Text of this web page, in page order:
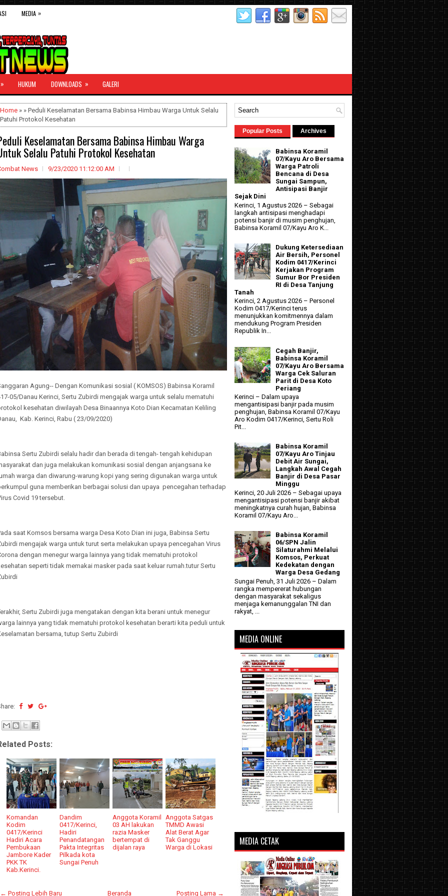
MEDIA »
» HUKUM DOWNLOADS » GALERI
Home » » Peduli Keselamatan Bersama Babinsa Himbau Warga Untuk Selalu
Patuhi Protokol Kesehatan
Keselamatan Bersama Babinsa Himbau Warga
Selalu Patuhi Protokol Kesehatan
News 9/23/2020 11:12:00 AM
Agung-- Dengan Komunikasi sosial ( KOMSOS) Babinsa Koramil
05/Danau Kerinci, Sertu Zubirdi mengajak warga untuk selalu mematuhi
kesehatan diwilayah Desa Binaannya Koto Dian Kecamatan Keliling
Kab. Kerinci, Rabu ( 23/09/2020)
Sertu Zubirdi selalu hadir dan berada di tengah- tengah kehidupan
dan juga melakukan komunikasi sosial dengan anjangsana ke
warga dan diwarung-warung kopi yang sering digunakan warga untuk
guna memberikan berbagai solusi dan upaya pencegahan terhadap
Covid 19 tersebut.
saat Komsos bersama warga Desa Koto Dian ini juga, Babinsa Sertu
mengajak warga untuk turut serta melakukan upaya pencegahan Virus
dengan menegur warga lainnya yang tidak mematuhi protokol
seperti tidak memakai masker pada saat keluar rumah.tutur Sertu
Sertu Zubirdi juga mengatakan dengan kita berani untuk menegur
lainnya yang tidak mematuhi protokol kesehatan berarti kita peduli untuk
bersama, tutup Sertu Zubirdi
Posts:
Komandan
Kodim
0417/Kerinci
Hadiri Acara
Pembukaan
Jambore Kader
PKK TK
Kab.Kerinci.
Dandim
0417/Kerinci,
Hadiri
Penandatangan
Pakta Integritas
Pilkada kota
Sungai Penuh
Anggota Koramil
03 AH lakukan
razia Masker
bertempat di
dijalan raya
Anggota Satgas
TMMD Awasi
Alat Berat Agar
Tak Ganggu
Warga di Lokasi
← Posting Lebih Baru Posting Lama →
Beranda
Popular Posts Archives
Babinsa Koramil
07/Kayu Aro Bersama
Warga Patroli
Bencana di Desa
Sungai Sampun,
Antisipasi Banjir
Sejak Dini
Kerinci, 1 Agustus 2026 – Sebagai
langkah antisipasi menghadapi
potensi banjir di musim penghujan,
Babinsa Koramil 07/Kayu Aro K...
Dukung Ketersediaan
Air Bersih, Personel
Kodim 0417/Kerinci
Kerjakan Program
Sumur Bor Presiden
RI di Desa Tanjung
Tanah
Kerinci, 2 Agustus 2026 – Personel
Kodim 0417/Kerinci terus
menunjukkan komitmennya dalam
mendukung Program Presiden
Republik In...
Cegah Banjir,
Babinsa Koramil
07/Kayu Aro Bersama
Warga Cek Saluran
Parit di Desa Koto
Periang
Kerinci – Dalam upaya
mengantisipasi banjir pada musim
penghujan, Babinsa Koramil 07/Kayu
Aro Kodim 0417/Kerinci, Sertu Roli
Pit...
Babinsa Koramil
07/Kayu Aro Tinjau
Debit Air Sungai,
Langkah Awal Cegah
Banjir di Desa Pasar
Minggu
Kerinci, 20 Juli 2026 – Sebagai upaya
mengantisipasi potensi banjir akibat
meningkatnya curah hujan, Babinsa
Koramil 07/Kayu Aro...
Babinsa Koramil
06/SPN Jalin
Silaturahmi Melalui
Komsos, Perkuat
Kedekatan dengan
Warga Desa Gedang
Sungai Penuh, 31 Juli 2026 – Dalam
rangka mempererat hubungan
dengan masyarakat sekaligus
menjaga kemanunggalan TNI dan
rakyat, ...
MEDIA ONLINE
MEDIA CETAK